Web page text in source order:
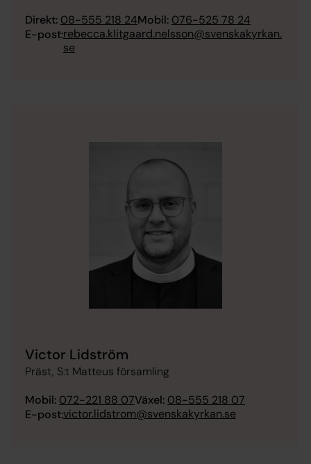
Direkt: 08-555 218 24Mobil: 076-525 78 24
E-post:rebecca.klitgaard.nelsson@svenskakyrkan.
se
Victor Lidström
Präst, S:t Matteus församling
Mobil: 072-221 88 07Växel: 08-555 218 07
E-post:victor.lidstrom@svenskakyrkan.se